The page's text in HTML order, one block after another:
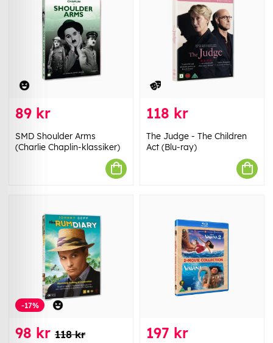
89 kr
SMD Shoulder Arms
(Charlie Chaplin-klassiker)
118 kr
The Judge - The Children
Act (Blu-ray)
-17%
98 kr 118 kr 197 kr